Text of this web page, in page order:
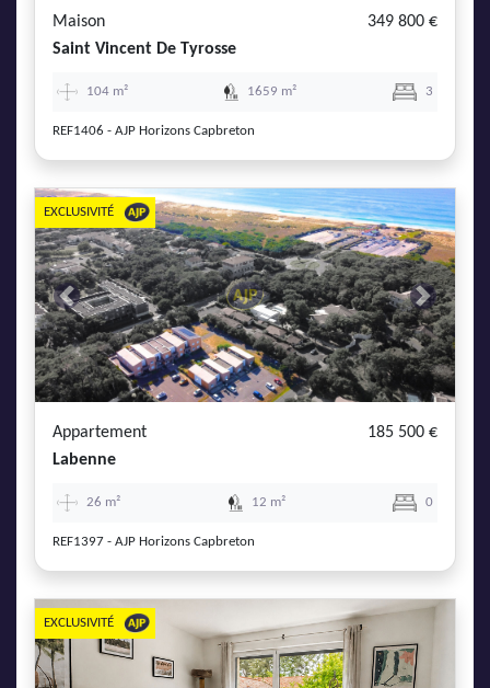
Maison
349 800 €
Saint Vincent De Tyrosse
104 m² 1659 m² 3
REF1406 - AJP Horizons Capbreton
Previous Next
EXCLUSIVITÉ
Appartement
185 500 €
Labenne
26 m² 12 m² 0
REF1397 - AJP Horizons Capbreton
EXCLUSIVITÉ